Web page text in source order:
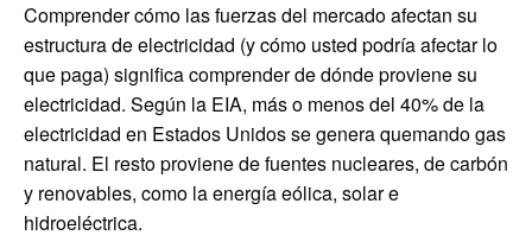
Comprender cómo las fuerzas del mercado afectan su
estructura de electricidad (y cómo usted podría afectar lo
que paga) significa comprender de dónde proviene su
electricidad. Según la EIA, más o menos del 40% de la
electricidad en Estados Unidos se genera quemando gas
natural. El resto proviene de fuentes nucleares, de carbón
y renovables, como la energía eólica, solar e
hidroeléctrica.